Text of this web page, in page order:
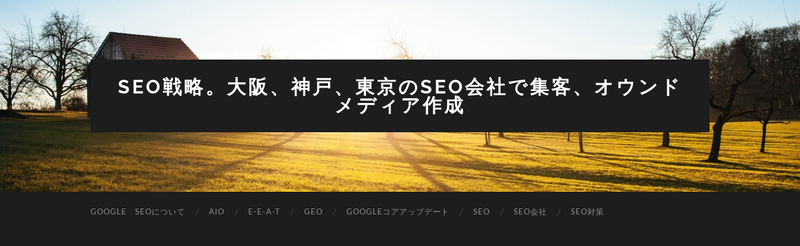
SEO戦略。大阪、神戸、東京のSEO会社で集客、オウンド
メディア作成
GOOGLE SEOについて AIO E-E-A-T GEO GOOGLEコアアップデート SEO SEO会社 SEO対策